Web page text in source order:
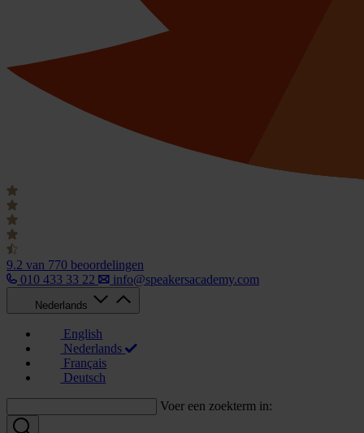
9.2 van 770 beoordelingen
010 433 33 22
info@speakersacademy.com
Nederlands
English
Nederlands
Français
Deutsch
Voer een zoekterm in: